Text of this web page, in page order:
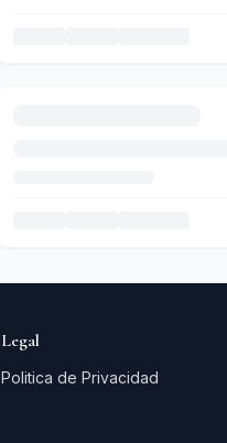
Legal
Politica de Privacidad